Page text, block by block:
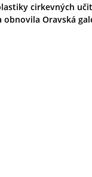
cirkevných
obnovila Oravská